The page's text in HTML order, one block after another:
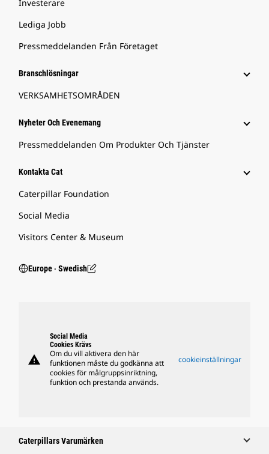
Investerare
Lediga Jobb
Pressmeddelanden Från Företaget
Branschlösningar
VERKSAMHETSOMRÅDEN
Nyheter Och Evenemang
Pressmeddelanden Om Produkter Och Tjänster
Kontakta Cat
Caterpillar Foundation
Social Media
Visitors Center & Museum
Europe ‧ Swedish
warning
Social Media
Cookies Krävs
Om du vill aktivera den här
funktionen måste du godkänna att
cookies för målgruppsinriktning,
funktion och prestanda används.
cookieinställningar
Caterpillars Varumärken